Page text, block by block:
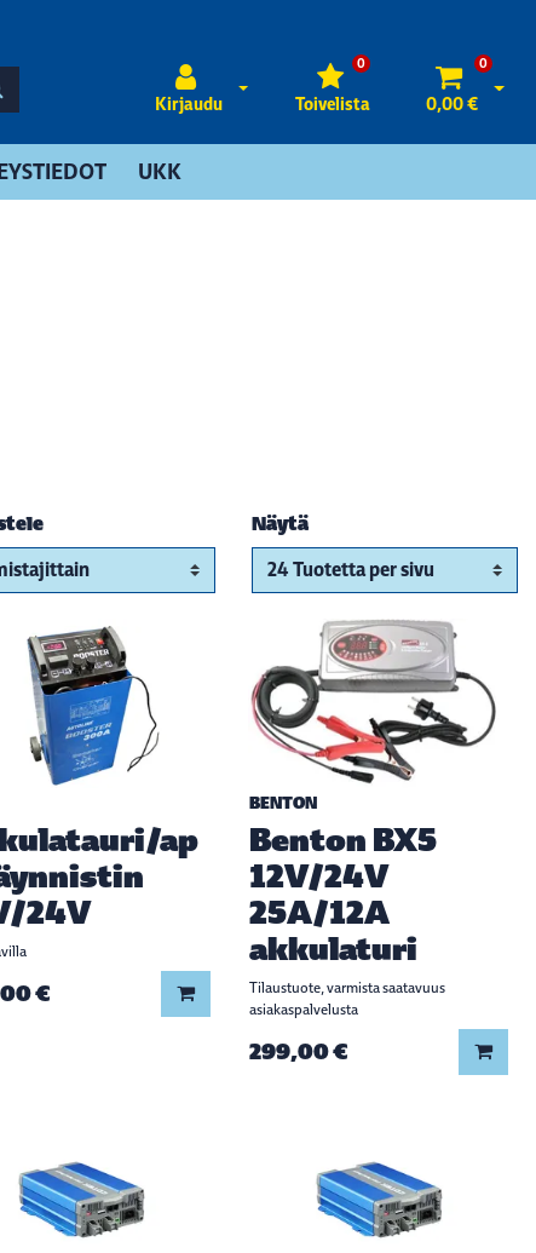
Kirjaudu
Avaa kirjautuminen
Toivelista
0 0
0,00 €
UKK
Näytä
ap
24V
€ Lisää koriin
BENTON
Benton BX5
12V/24V
25A/12A
akkulaturi
Tilaustuote, varmista saatavuus
asiakaspalvelusta
299,00 €